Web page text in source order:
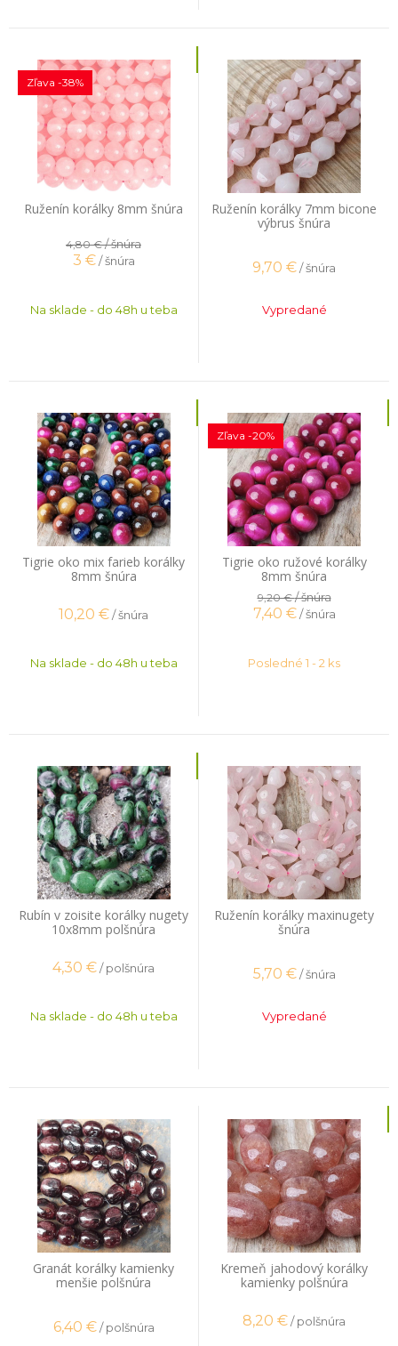
Ruženín korálky 8mm šnúra
Zľava -38%
4,80 €/ šnúra
3 € / šnúra
Na sklade - do 48h u teba
Ruženín korálky 7mm bicone
výbrus šnúra
9,70 €/ šnúra
Vypredané
Tigrie oko mix farieb korálky
8mm šnúra
10,20 €/ šnúra
Na sklade - do 48h u teba
Tigrie oko ružové korálky
8mm šnúra
Zľava -20%
9,20 €/ šnúra
7,40 € / šnúra
Posledné 1 - 2 ks
Rubín v zoisite korálky nugety
10x8mm polšnúra
4,30 €/ polšnúra
Na sklade - do 48h u teba
Ruženín korálky maxinugety
šnúra
5,70 € / šnúra
Vypredané
Granát korálky kamienky
menšie polšnúra
6,40 € / polšnúra
Kremeň jahodový korálky
kamienky polšnúra
8,20 €/ polšnúra